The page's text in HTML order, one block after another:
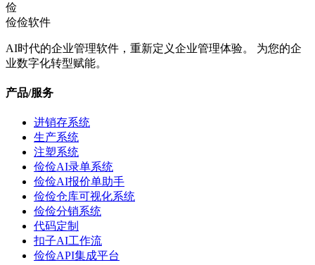
俭
俭俭软件
AI时代的企业管理软件，重新定义企业管理体验。 为您的企
业数字化转型赋能。
产品/服务
进销存系统
生产系统
注塑系统
俭俭AI录单系统
俭俭AI报价单助手
俭俭仓库可视化系统
俭俭分销系统
代码定制
扣子AI工作流
俭俭API集成平台